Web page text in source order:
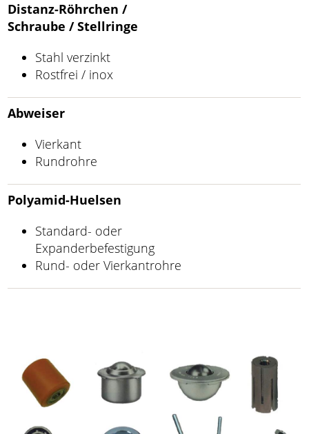
Distanz-Röhrchen /
Schraube / Stellringe
Stahl verzinkt
Rostfrei / inox
Abweiser
Vierkant
Rundrohre
Polyamid-Huelsen
Standard- oder
Expanderbefestigung
Rund- oder Vierkantrohre